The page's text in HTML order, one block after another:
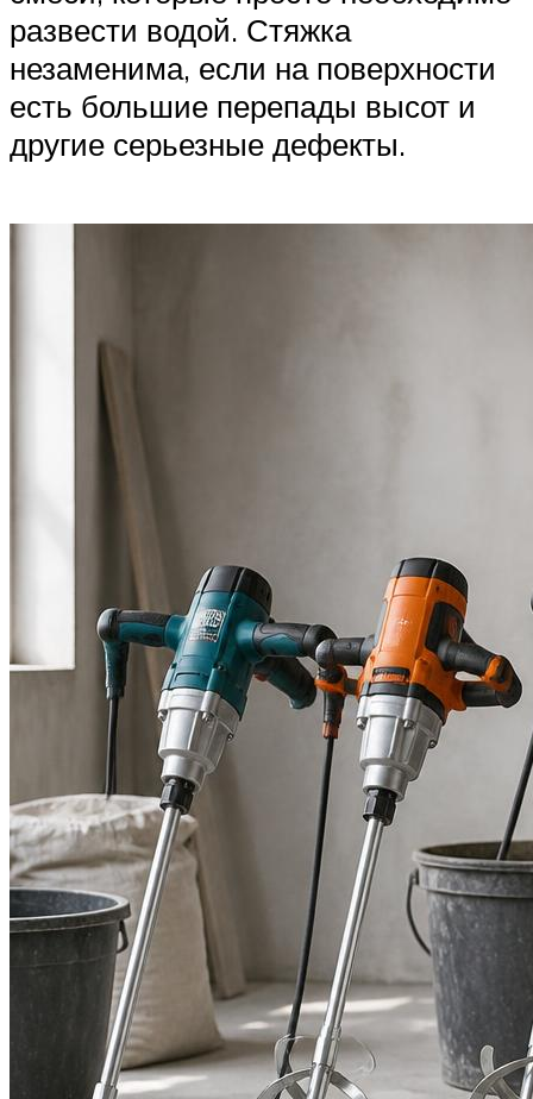
развести водой. Стяжка
незаменима, если на поверхности
есть большие перепады высот и
другие серьезные дефекты.